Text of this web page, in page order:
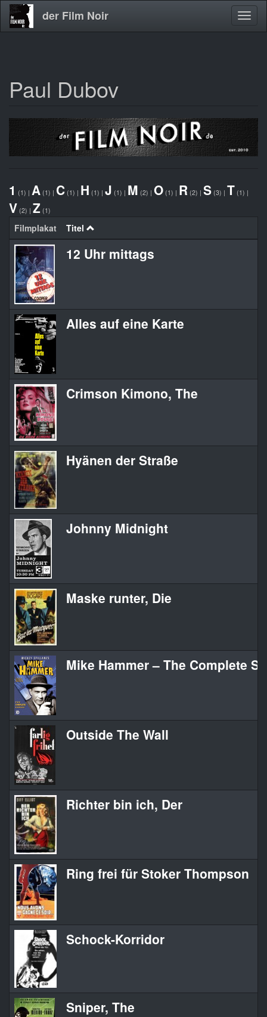
Direkt
zum
der Film Noir
Paul Dubov
1 (1) | A (1) | C (1) | H (1) | J (1) | M (2) | O (1) | R (2) | S (3) | T (1) |
V (2) | Z (1)
Filmplakat Titel
12 Uhr mittags
Alles auf eine Karte
Crimson Kimono, The
Hyänen der Straße
Johnny Midnight
Maske runter, Die
Mike Hammer – The Complete
Outside The Wall
Richter bin ich, Der
Ring frei für Stoker Thompson
Schock-Korridor
Sniper, The